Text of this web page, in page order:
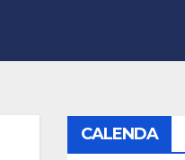
CALENDA